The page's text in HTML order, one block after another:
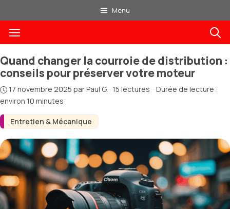
au
contenu
Menu
Menu
Entretien & Mécanique
Quand changer la courroie de distribution :
conseils pour préserver votre moteur
17 novembre 2025 parPaul G. · 15 lectures · Durée de lecture :
environ 10 minutes